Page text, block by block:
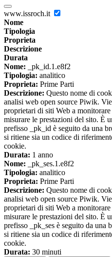
www.issroch.it
Nome
Tipologia
Proprieta
Descrizione
Durata
Nome: _pk_id.1.e8f2
Tipologia: analitico
Proprieta: Prime Parti
Descrizione: Questo nome di
analisi web open source Piwik.
proprietari di siti Web a
misurare le prestazioni del sito. È
prefisso _pk_id è seguito da una
si ritiene sia un codice di
cookie.
Durata: 1 anno
Nome: _pk_ses.1.e8f2
Tipologia: analitico
Proprieta: Prime Parti
Descrizione: Questo nome di
analisi web open source Piwik.
proprietari di siti Web a
misurare le prestazioni del sito. È
prefisso _pk_ses è seguito da una
si ritiene sia un codice di
cookie.
Durata: 30 minuti